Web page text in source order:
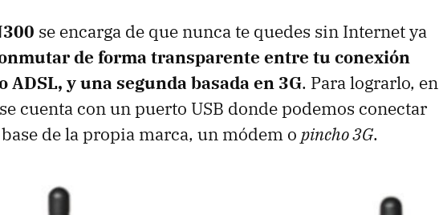
se encarga de que nunca te quedes sin Internet ya
de forma transparente entre tu conexión
ADSL, y una segunda basada en 3G. Para lograrlo, en
cuenta con un puerto USB donde podemos conectar
de la propia marca, un módem o pincho 3G.